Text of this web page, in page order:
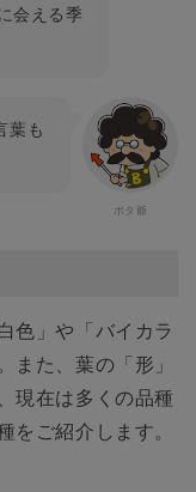
会える季
葉も
色」や「バイカラ
また、葉の「形」
現在は多くの品種
をご紹介します。